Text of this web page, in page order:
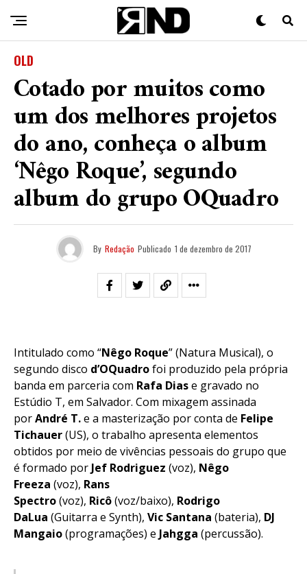
OLD
Cotado por muitos como
um dos melhores projetos
do ano, conheça o album
‘Nêgo Roque’, segundo
album do grupo OQuadro
By Redação Publicado 1 de dezembro de 2017
Intitulado como “Nêgo Roque” (Natura Musical), o
segundo disco d’OQuadrofoi produzido pela própria
banda em parceria com Rafa Diase gravado no
Estúdio T, em Salvador. Com mixagem assinada
porAndré T.e a masterização por conta de Felipe
Tichauer(US), o trabalho apresenta elementos
obtidos por meio de vivências pessoais do grupo que
é formado por Jef Rodriguez (voz), Nêgo
Freeza (voz), Rans
Spectro(voz), Ricô(voz/baixo), Rodrigo
DaLua (Guitarra e Synth), Vic Santana (bateria), DJ
Mangaio(programações) e Jahgga (percussão).